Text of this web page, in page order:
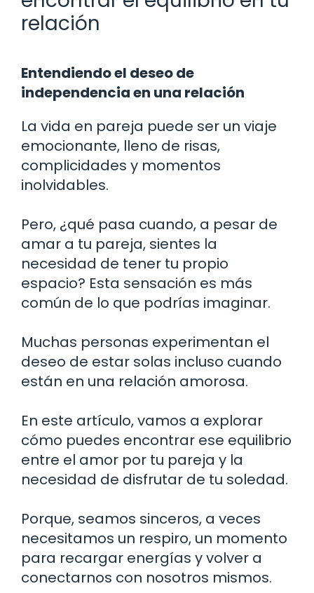
relación
Entendiendo el deseo de
independencia en una relación
La vida en pareja puede ser un viaje
emocionante, lleno de risas,
complicidades y momentos
inolvidables.
Pero, ¿qué pasa cuando, a pesar de
amar a tu pareja, sientes la
necesidad de tener tu propio
espacio? Esta sensación es más
común de lo que podrías imaginar.
Muchas personas experimentan el
deseo de estar solas incluso cuando
están en una relación amorosa.
En este artículo, vamos a explorar
cómo puedes encontrar ese equilibrio
entre el amor por tu pareja y la
necesidad de disfrutar de tu soledad.
Porque, seamos sinceros, a veces
necesitamos un respiro, un momento
para recargar energías y volver a
conectarnos con nosotros mismos.